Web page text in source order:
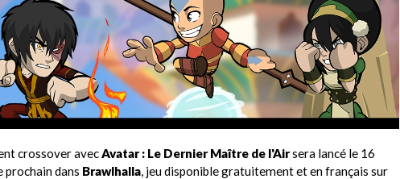
crossover avec Avatar : Le Dernier Maître de l'Airsera lancé le 16
prochain dans Brawlhalla , jeu disponible gratuitement et en français sur